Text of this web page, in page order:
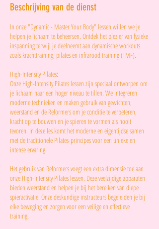
Beschrijving van de dienst
In onze "Dynamic - Master Your Body" lessen willen we je
helpen je lichaam te beheersen. Ontdek het plezier van fysieke
inspanning terwijl je deelneemt aan dynamische workouts
zoals krachttraining, pilates en infrarood training (TMF).
High-Intensity Pilates:
Onze High-Intensity Pilates lessen zijn speciaal ontworpen om
je lichaam naar een hoger niveau te tillen. We integreren
moderne technieken en maken gebruik van gewichten,
weerstand en de Reformers om je conditie te verbeteren,
kracht op te bouwen en je spieren te vormen als nooit
tevoren. In deze les komt het moderne en eigentijdse samen
met de traditionele Pilates-principes voor een unieke en
intense ervaring.
Het gebruik van Reformers voegt een extra dimensie toe aan
onze High-Intensity Pilates lessen. Deze veelzijdige apparaten
bieden weerstand en helpen je bij het bereiken van diepe
spieractivatie. Onze deskundige instructeurs begeleiden je bij
elke beweging en zorgen voor een veilige en effectieve
training.